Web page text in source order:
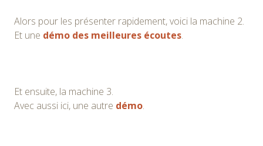
Alors pour les présenter rapidement, voici la machine 2.
Et une démo des meilleures écoutes.
Et ensuite, la machine 3.
Avec aussi ici, une autre démo.